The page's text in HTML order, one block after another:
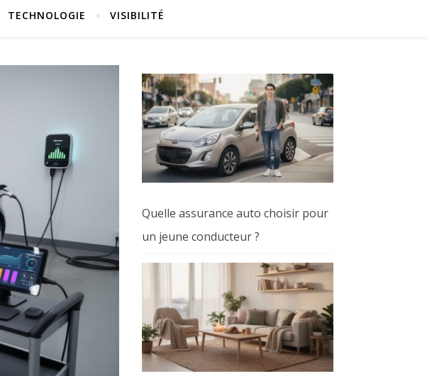
TECHNOLOGIE VISIBILITÉ
Quelle assurance auto choisir pour
un jeune conducteur ?